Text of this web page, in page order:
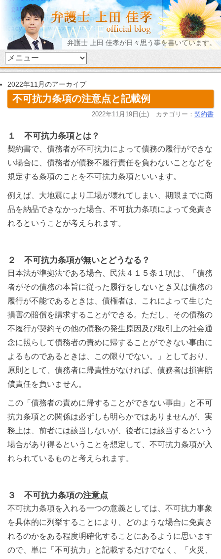
弁護士 上田 佳孝が日々思う事を書いています。
2022年11月のアーカイブ
不可抗力条項の注意点と記載例
2022年11月19日(土) カテゴリー： 契約書
１ 不可抗力条項とは？
契約書で、債務者が不可抗力によって債務の履行ができな
い場合に、債務者が債務不履行責任を負わないことなどを
規定する条項のことを不可抗力条項といいます。
例えば、大地震により工場が壊れてしまい、期限までに商
品を納品できなかった場合、不可抗力条項によって免責さ
れるということが考えられます。
２ 不可抗力条項が無いとどうなる？
日本法が準拠法である場合、民法４１５条１項は、「債務
者がその債務の本旨に従った履行をしないとき又は債務の
履行が不能であるときは、債権者は、これによって生じた
損害の賠償を請求することができる。ただし、その債務の
不履行が契約その他の債務の発生原因及び取引上の社会通
念に照らして債務者の責めに帰することができない事由に
よるものであるときは、この限りでない。」としており、
原則として、債務者に帰責性がなければ、債務者は損害賠
償責任を負いません。
この「債務者の責めに帰することができない事由」と不可
抗力条項との関係は必ずしも明らかではありませんが、実
務上は、前者には該当しないが、後者には該当するという
場合があり得るということを想定して、不可抗力条項が入
れられているものと考えられます。
３ 不可抗力条項の注意点
不可抗力条項を入れる一つの意義としては、不可抗力事象
を具体的に列挙することにより、どのような場合に免責さ
れるのかをある程度明確化することにあるように思います
ので、単に「不可抗力」と記載するだけでなく、「火災、